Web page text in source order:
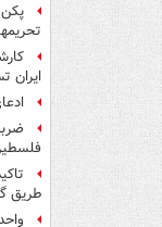
ایران
طریق